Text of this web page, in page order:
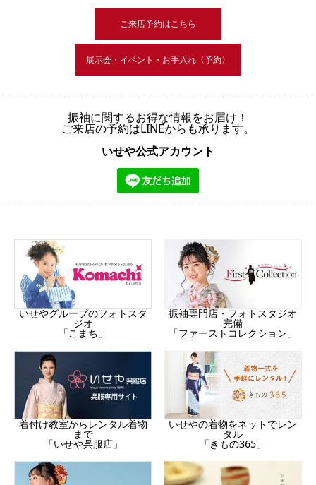
ご来店予約はこちら
展示会・イベント・お手入れ〈予約〉
振袖に関するお得な情報をお届け！
ご来店の予約はLINEからも承ります。
いせや公式アカウント
いせやグループのフォトスタ
ジオ
「こまち」
振袖専門店・フォトスタジオ
完備
「ファーストコレクション」
着付け教室からレンタル着物
まで
「いせや呉服店」
いせやの着物をネットでレン
タル
「きもの365」